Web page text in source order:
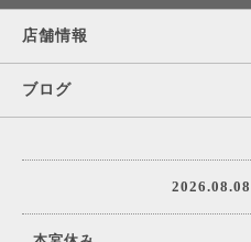
店舗情報
ブログ